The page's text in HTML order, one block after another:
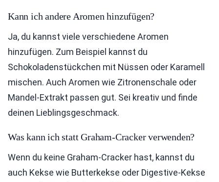
Kann ich andere Aromen hinzufügen?
Ja, du kannst viele verschiedene Aromen
hinzufügen. Zum Beispiel kannst du
Schokoladenstückchen mit Nüssen oder Karamell
mischen. Auch Aromen wie Zitronenschale oder
Mandel-Extrakt passen gut. Sei kreativ und finde
deinen Lieblingsgeschmack.
Was kann ich statt Graham-Cracker verwenden?
Wenn du keine Graham-Cracker hast, kannst du
auch Kekse wie Butterkekse oder Digestive-Kekse